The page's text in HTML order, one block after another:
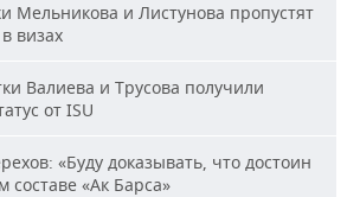
Мельникова и Листунова пропустят
визах
Валиева и Трусова получили
от ISU
«Буду доказывать, что достоин
составе «Ак Барса»